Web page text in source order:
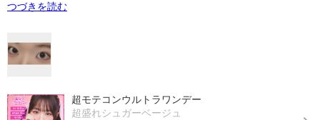
つづきを読む
超モテコンウルトラワンデー
超盛れシュガーベージュ